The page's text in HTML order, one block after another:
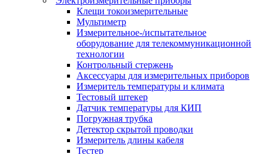
Клещи токоизмерительные
Мультиметр
Измерительное-/испытательное
оборудование для телекоммуникационной
технологии
Контрольный стержень
Аксессуары для измерительных приборов
Измеритель температуры и климата
Тестовый штекер
Датчик температуры для КИП
Погружная трубка
Детектор скрытой проводки
Измеритель длины кабеля
Тестер